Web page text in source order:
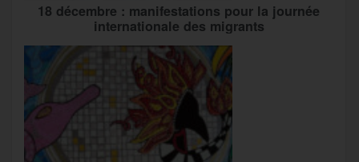
18 décembre : manifestations pour la journée
internationale des migrants